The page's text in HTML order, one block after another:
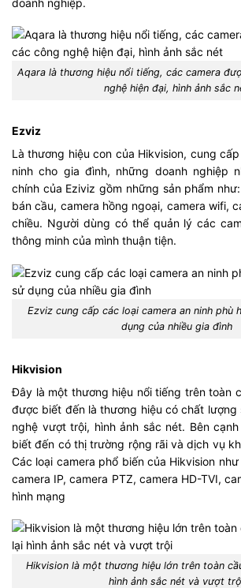
doanh nghiệp.
Aqara là thương hiệu nổi tiếng, các camera
nghệ hiện đại, hình ảnh sắc
Ezviz
Là thương hiệu con của Hikvision, cung
ninh cho gia đình, những doanh nghiệp
chính của Eziviz gồm những sản phẩm
bán cầu, camera hồng ngoại, camera wifi,
chiều. Người dùng có thể quản lý các
thông minh của mình thuận tiện.
Ezviz cung cấp các loại camera an ninh phù
dụng của nhiều gia đình
Hikvision
Đây là một thương hiệu nổi tiếng trên toàn
được biết đến là thương hiệu có chất lượng
nghệ vượt trội, hình ảnh sắc nét. Bên
biết đến có thị trường rộng rãi và dịch vụ
Các loại camera phổ biến của Hikvision
camera IP, camera PTZ, camera HD-TVI,
hình mạng
Hikvision là một thương hiệu lớn trên toàn
hình ảnh sắc nét và vượt